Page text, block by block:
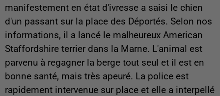
manifestement en état d'ivresse a saisi le chien
d'un passant sur la place des Déportés. Selon nos
informations, il a lancé le malheureux American
Staffordshire terrier dans la Marne. L'animal est
parvenu à regagner la berge tout seul et il est en
bonne santé, mais très apeuré. La police est
rapidement intervenue sur place et elle a interpellé